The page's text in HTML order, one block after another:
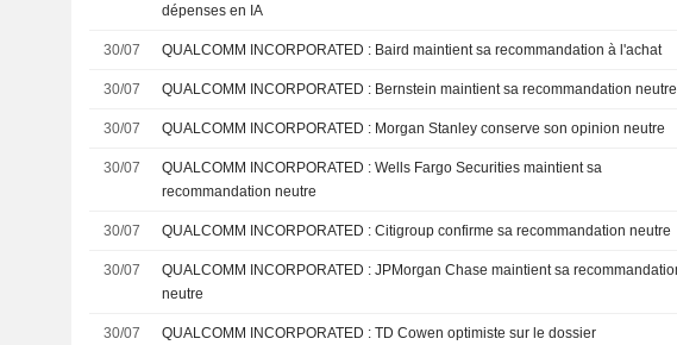
dépenses en IA
30/07 QUALCOMM INCORPORATED : Baird maintient sa recommandation à l'achat
30/07 QUALCOMM INCORPORATED : Bernstein maintient sa recommandation neutre
30/07 QUALCOMM INCORPORATED : Morgan Stanley conserve son opinion neutre
30/07
QUALCOMM INCORPORATED : Wells Fargo Securities maintient sa
recommandation neutre
30/07 QUALCOMM INCORPORATED : Citigroup confirme sa recommandation neutre
30/07
QUALCOMM INCORPORATED : JPMorgan Chase maintient sa recommandation
neutre
30/07 QUALCOMM INCORPORATED : TD Cowen optimiste sur le dossier